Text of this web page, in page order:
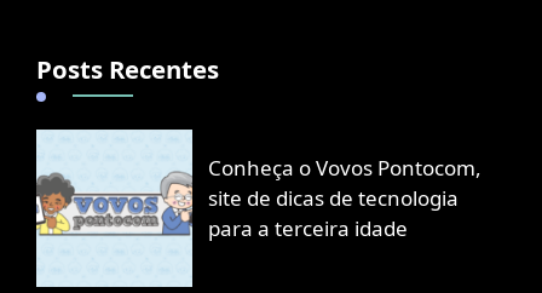
Posts Recentes
Conheça o Vovos Pontocom,
site de dicas de tecnologia
para a terceira idade